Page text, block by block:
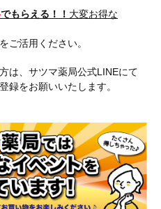
でもらえる！！ 大変お得な
ご活用ください。
は、サツマ薬局公式LINEにて
録をお願いいたします。